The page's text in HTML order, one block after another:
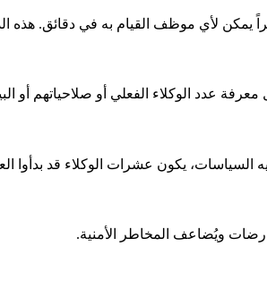
عدد الوكلاء الفعلي أو صلاحياتهم أو
السياسات، يكون عشرات الوكلاء قد بدأوا